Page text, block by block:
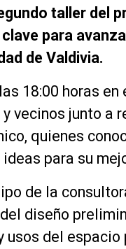
taller del
para
de Valdivia.
18:00 horas
vecinos junto a
quienes
para su
de la
diseño
usos del